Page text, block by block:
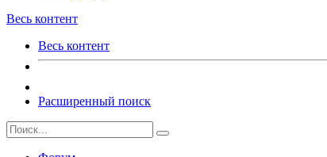
Весь контент
Весь контент
Расширенный поиск